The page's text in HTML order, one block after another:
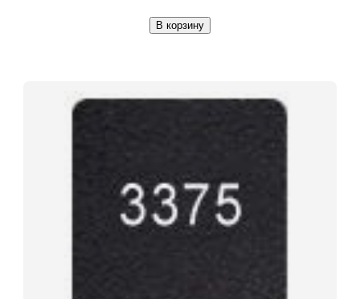
В корзину